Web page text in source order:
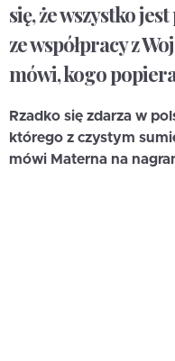
się, że wszystko
ze współpracy z
mówi, kogo
Rzadko się zdarza w
którego z czystym
mówi Materna na